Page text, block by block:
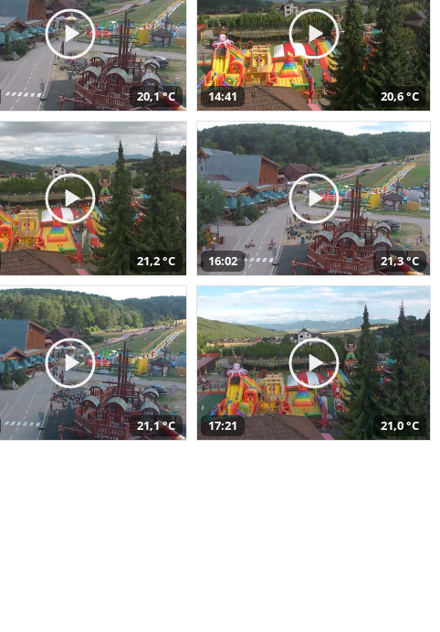
20,1 °C 14:41 20,6 °C
21,2 °C 16:02 21,3 °C
21,1 °C 17:21 21,0 °C